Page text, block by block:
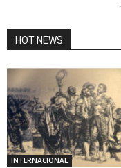
HOT NEWS
INTERNACIONAL